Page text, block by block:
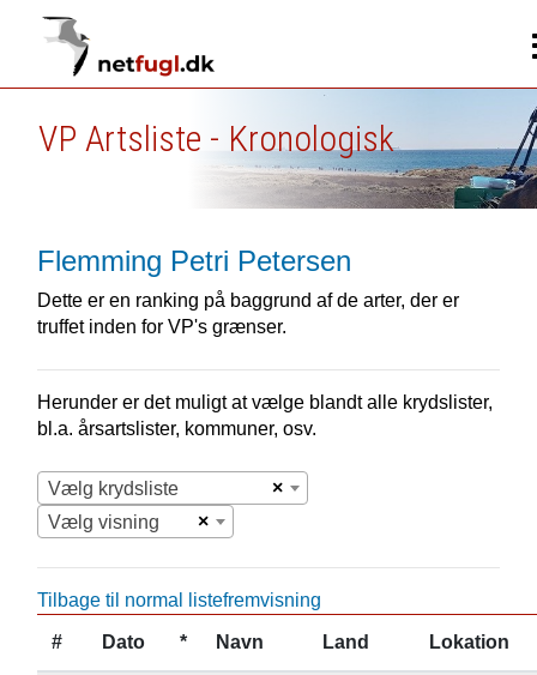
VP Artsliste - Kronologisk
Flemming Petri Petersen
Dette er en ranking på baggrund af de arter, der er
truffet inden for VP's grænser.
Herunder er det muligt at vælge blandt alle krydslister,
bl.a. årsartslister, kommuner, osv.
×
Vælg krydsliste
×
Vælg visning
Tilbage til normal listefremvisning
# Dato * Navn Land Lokation